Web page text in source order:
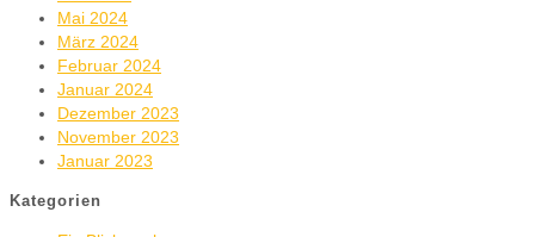
Mai 2024
März 2024
Februar 2024
Januar 2024
Dezember 2023
November 2023
Januar 2023
Kategorien